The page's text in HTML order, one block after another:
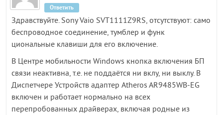
Здравствуйте. Sony Vaio SVT1111Z9RS, отсутствуют: само
беспроводное соединение, тумблер и функ
циональные клавиши для его включение.
В Центре мобильности Windows кнопка включения БП
связи неактивна, т.е. не поддаётся ни вклу, ни выклу. В
Диспетчере Устройств адаптер Atheros AR9485WB-EG
включен и работает нормально на всех
перепробованных драйверах, включая родные из
Ответить